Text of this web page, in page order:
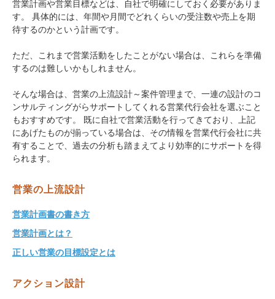
営業計画や営業目標などは、自社で明確にしておく必要がありま
す。 具体的には、年間や月間でどれくらいの受注数や売上を期
待するのかという計画です。
ただ、これまで営業活動をしたことがない場合は、これらを準備
するのは難しいかもしれません。
そんな場合は、営業の上流設計～案件管理まで、一連の設計のコ
ンサルティングがらサポートしてくれる営業代行会社を選ぶこと
もおすすめです。 既に自社で営業活動を行ってきており、上記
にあげたものが揃っている場合は、その情報を営業代行会社に共
有することで、過去の分析も踏まえてより効率的にサポートを得
られます。
営業の上流設計
営業計画書の書き方
営業計画とは？
正しい営業の目標設定とは
アクション設計